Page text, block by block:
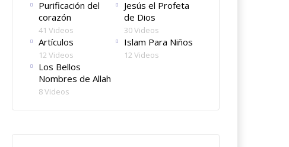
Purificación del
corazón
41 Videos
Jesús el Profeta
de Dios
30 Videos
Artículos
12 Videos
Islam Para Niños
12 Videos
Los Bellos
Nombres de Allah
8 Videos